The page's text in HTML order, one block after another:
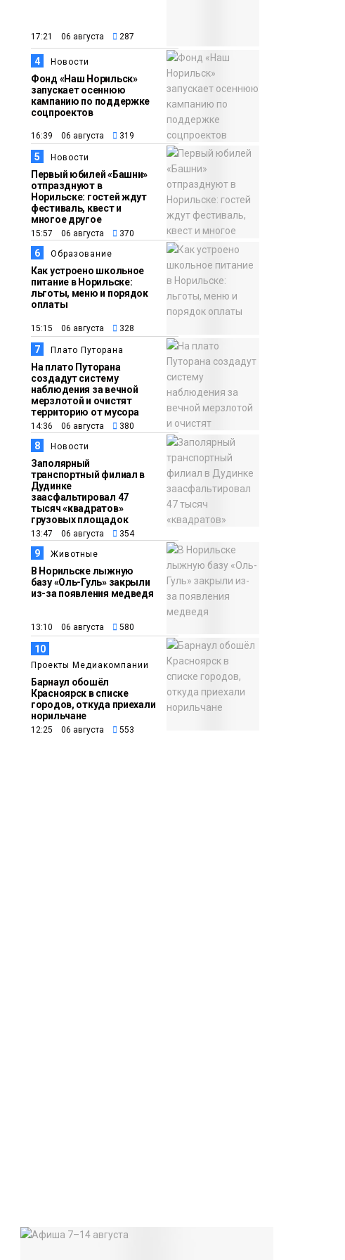
12:25
Медиакомпании
Барнаул обошёл
Красноярск в
списке городов,
откуда приехали
норильчане
17:21 06 августа 287
4 Новости
Фонд «Наш Норильск»
запускает осеннюю
кампанию по поддержке
соцпроектов
16:39 06 августа 319
5 Новости
Первый юбилей «Башни»
отпразднуют в
Норильске: гостей ждут
фестиваль, квест и
многое другое
15:57 06 августа 370
6 Образование
Как устроено школьное
питание в Норильске:
льготы, меню и порядок
оплаты
15:15 06 августа 328
7 Плато Путорана
На плато Путорана
создадут систему
наблюдения за вечной
мерзлотой и очистят
территорию от мусора
14:36 06 августа 380
8 Новости
Заполярный
транспортный филиал в
Дудинке
заасфальтировал 47
тысяч «квадратов»
грузовых площадок
13:47 06 августа 354
9 Животные
В Норильске лыжную
базу «Оль-Гуль» закрыли
из-за появления медведя
13:10 06 августа 580
10
Проекты Медиакомпании
Барнаул обошёл
Красноярск в списке
городов, откуда приехали
норильчане
12:25 06 августа 553